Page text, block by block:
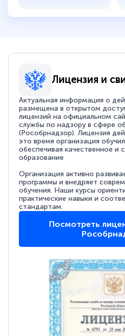
Лицензия и
Актуальная информация о
размещена в открытом
лицензий на официальном
службы по надзору в сфере
(Рособрнадзор). Лицензия
это время организация
обеспечивая качественное и
образование
Организация активно
программы и внедряет
обучения. Наши курсы
практические навыки и
стандартам.
Посмотреть